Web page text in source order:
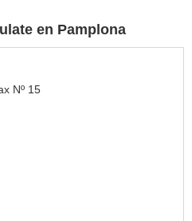
en Pamplona
Nº 15